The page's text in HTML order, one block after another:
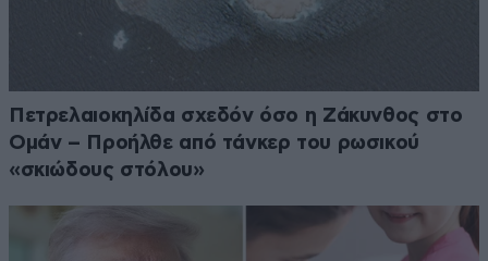
Πετρελαιοκηλίδα σχεδόν όσο η Ζάκυνθος στο
Ομάν – Προήλθε από τάνκερ του ρωσικού
«σκιώδους στόλου»